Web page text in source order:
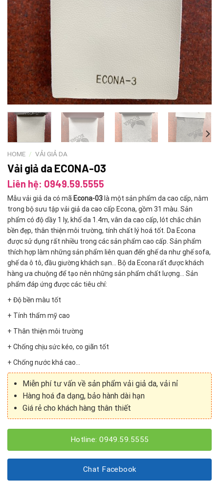
HOME / VẢI GIẢ DA
Vải giả da ECONA-03
Liên hệ: 0949.59.5555
Mẫu vải giả da có mã Econa-03 là một sản phẩm da cao cấp, nằm
trong bộ sưu tập vải giả da cao cấp Econa, gồm 31 màu. Sản
phẩm có độ dầy 1 ly, khổ da 1.4m, vân da cao cấp, lót chắc chắn
bền đẹp, thân thiện môi trường, tính chất lý hoá tốt. Da Econa
được sử dụng rất nhiều trong các sản phẩm cao cấp. Sản phẩm
thích hợp làm những sản phẩm liên quan đến ghế da như ghế sofa,
ghế da ô tô, đầu giường khách sạn… Bộ da Econa rất được khách
hàng ưa chuộng để tạo nên những sản phẩm chất lượng… Sản
phẩm đáp ứng được các tiêu chí:
+ Độ bền màu tốt
+ Tính thẩm mỹ cao
+ Thân thiện môi trường
+ Chống chịu sức kéo, co giãn tốt
+ Chống nước khá cao…
Miễn phí tư vấn về sản phẩm vải giả da, vải nỉ
Hàng hoá đa dạng, bảo hành dài hạn
Giá rẻ cho khách hàng thân thiết
Hotline: 0949.59.5555
Chat Facebook